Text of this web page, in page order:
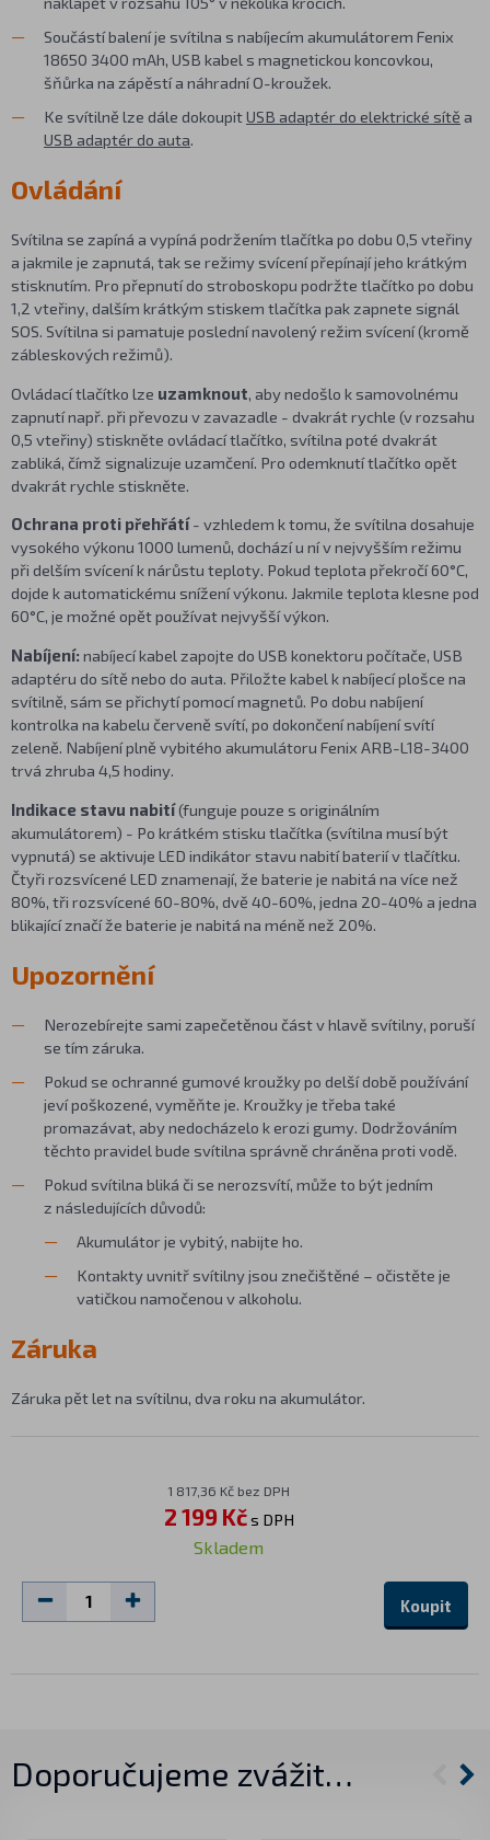
Součástí balení je svítilna s nabíjecím akumulátorem Fenix
18650 3400 mAh, USB kabel s magnetickou koncovkou,
šňůrka na zápěstí a náhradní O-kroužek.
Ke svítilně lze dále dokoupitUSB adaptér do elektrické sítě a
USB adaptér do auta.
Ovládání
Svítilna se zapíná a vypíná podržením tlačítka po dobu 0,5 vteřiny
a jakmile je zapnutá, tak se režimy svícení přepínají jeho krátkým
stisknutím. Pro přepnutí do stroboskopu podržte tlačítko po dobu
1,2 vteřiny, dalším krátkým stiskem tlačítka pak zapnete signál
SOS. Svítilna si pamatuje poslední navolený režim svícení (kromě
zábleskových režimů).
Ovládací tlačítko lze uzamknout, aby nedošlo k samovolnému
zapnutí např. při převozu v zavazadle - dvakrát rychle (v rozsahu
0,5 vteřiny) stiskněte ovládací tlačítko, svítilna poté dvakrát
zabliká, čímž signalizuje uzamčení. Pro odemknutí tlačítko opět
dvakrát rychle stiskněte.
Ochrana proti přehřátí- vzhledem k tomu, že svítilna dosahuje
vysokého výkonu 1000 lumenů, dochází u ní v nejvyšším režimu
při delším svícení k nárůstu teploty. Pokud teplota překročí 60°C,
dojde k automatickému snížení výkonu. Jakmile teplota klesne pod
60°C, je možné opět používat nejvyšší výkon.
Nabíjení:nabíjecí kabel zapojte do USB konektoru počítače, USB
adaptéru do sítě nebo do auta. Přiložte kabel k nabíjecí plošce na
svítilně, sám se přichytí pomocí magnetů. Po dobu nabíjení
kontrolka na kabelu červeně svítí, po dokončení nabíjení svítí
zeleně. Nabíjení plně vybitého akumulátoru Fenix ARB-L18-3400
trvá zhruba 4,5 hodiny.
Indikace stavu nabití(funguje pouze s originálním
akumulátorem) - Po krátkém stisku tlačítka (svítilna musí být
vypnutá) se aktivuje LED indikátor stavu nabití baterií v tlačítku.
Čtyři rozsvícené LED znamenají, že baterie je nabitá na více než
80%, tři rozsvícené 60-80%, dvě 40-60%, jedna 20-40% a jedna
blikající značí že baterie je nabitá na méně než 20%.
Upozornění
Nerozebírejte sami zapečetěnou část v hlavě svítilny, poruší
se tím záruka.
Pokud se ochranné gumové kroužky po delší době používání
jeví poškozené, vyměňte je. Kroužky je třeba také
promazávat, aby nedocházelo k erozi gumy. Dodržováním
těchto pravidel bude svítilna správně chráněna proti vodě.
Pokud svítilna bliká či se nerozsvítí, může to být jedním
z následujících důvodů:
Akumulátor je vybitý, nabijte ho.
Kontakty uvnitř svítilny jsou znečištěné – očistěte je
vatičkou namočenou v alkoholu.
Záruka
Záruka pět let na svítilnu, dva roku na akumulátor.
1 817,36 Kč bez DPH
2 199 Kčs DPH
Skladem
Koupit
Doporučujeme zvážit…